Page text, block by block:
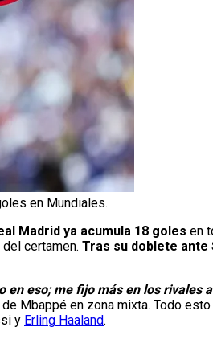
en Mundiales.
Madrid ya acumula 18 goles en
certamen. Tras su doblete ante
en eso; me fijo más en los rivales
Mbappé en zona mixta. Todo
y Erling Haaland.